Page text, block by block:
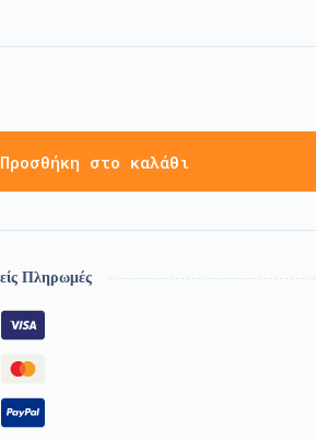
Προσθήκη στο καλάθι
Πληρωμές